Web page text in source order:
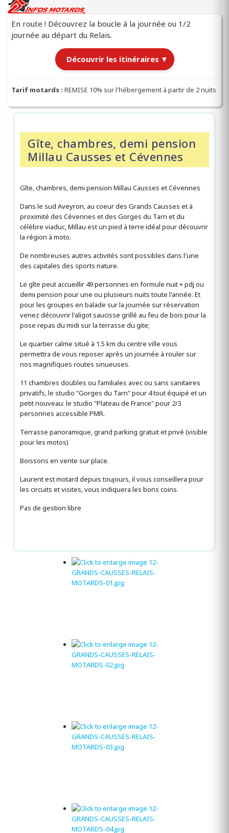
En route ! Découvrez la boucle à la journée ou 1/2
journée au départ du Relais.
Découvrir les itinéraires ▼
Tarif motards : REMISE 10% sur l'hébergement à partir de 2 nuits
Gîte, chambres, demi pension
Millau Causses et Cévennes
Gîte, chambres, demi pension Millau Causses et Cévennes
Dans le sud Aveyron, au coeur des Grands Causses et à
proximité des Cévennes et des Gorges du Tarn et du
célèbre viaduc, Millau est un pied à terre idéal pour découvrir
la région à moto.
De nombreuses autres activités sont possibles dans l'une
des capitales des sports nature.
Le gîte peut accueillir 49 personnes en formule nuit + pdj ou
demi pension pour une ou plusieurs nuits toute l'année. Et
pour les groupes en balade sur la journée sur réservation
venez découvrir l'aligot saucisse grillé au feu de bois pour la
pose repas du midi sur la terrasse du gite;
Le quartier calme situé à 1.5 km du centre ville vous
permettra de vous reposer après un journée à rouler sur
nos magnifiques routes sinueuses.
11 chambres doubles ou familiales avec ou sans sanitaires
privatifs, le studio "Gorges du Tarn" pour 4 tout équipé et un
petit nouveau: le studio "Plateau de France" pour 2/3
personnes accessible PMR.
Terrasse panoramique, grand parking gratuit et privé (visible
pour les motos)
Boissons en vente sur place.
Laurent est motard depuis toujours, il vous conseillera pour
les circuits et visites, vous indiquera les bons coins.
Pas de gestion libre